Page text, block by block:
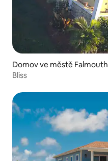
Domov ve městě Falmouth
Bliss